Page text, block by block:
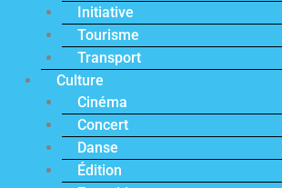
Initiative
Tourisme
Transport
Culture
Cinéma
Concert
Danse
Édition